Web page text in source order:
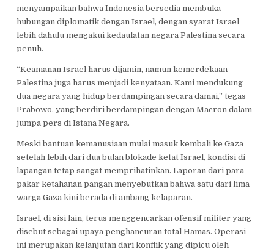
menyampaikan bahwa Indonesia bersedia membuka
hubungan diplomatik dengan Israel, dengan syarat Israel
lebih dahulu mengakui kedaulatan negara Palestina secara
penuh.
“Keamanan Israel harus dijamin, namun kemerdekaan
Palestina juga harus menjadi kenyataan. Kami mendukung
dua negara yang hidup berdampingan secara damai,” tegas
Prabowo, yang berdiri berdampingan dengan Macron dalam
jumpa pers di Istana Negara.
Meski bantuan kemanusiaan mulai masuk kembali ke Gaza
setelah lebih dari dua bulan blokade ketat Israel, kondisi di
lapangan tetap sangat memprihatinkan. Laporan dari para
pakar ketahanan pangan menyebutkan bahwa satu dari lima
warga Gaza kini berada di ambang kelaparan.
Israel, di sisi lain, terus menggencarkan ofensif militer yang
disebut sebagai upaya penghancuran total Hamas. Operasi
ini merupakan kelanjutan dari konflik yang dipicu oleh